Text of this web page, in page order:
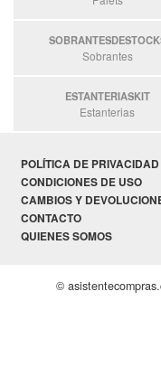
Sobrantes
ESTANTERIASKIT
Estanterias
POLÍTICA DE PRIVACIDAD
CONDICIONES DE USO
CAMBIOS Y
CONTACTO
QUIENES SOMOS
©